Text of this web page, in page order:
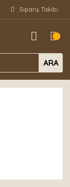
Sipariş Takibi
ARA